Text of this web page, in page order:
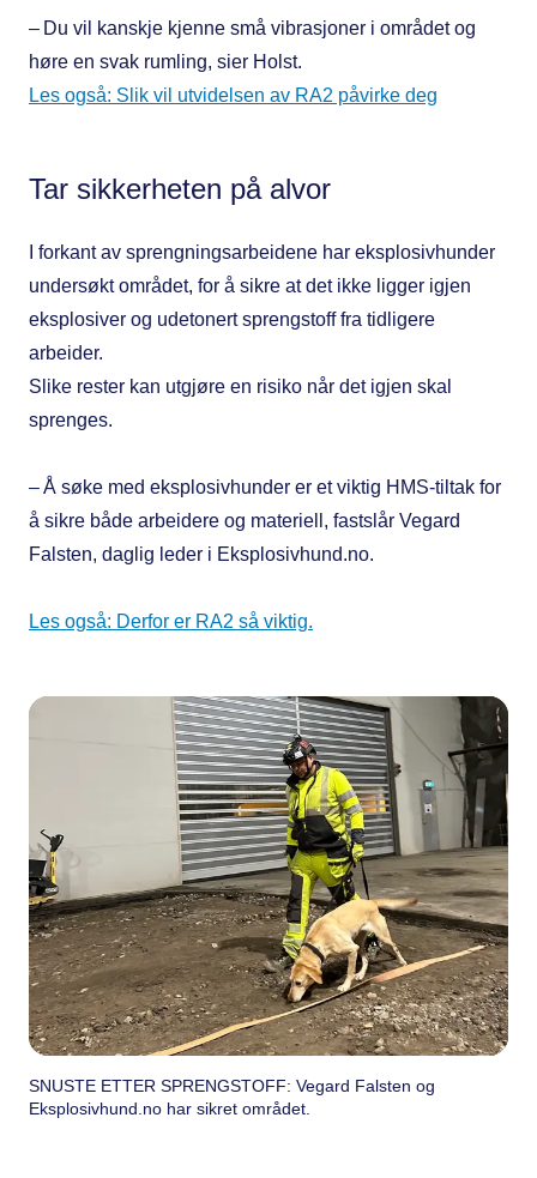
– Du vil kanskje kjenne små vibrasjoner i området og
høre en svak rumling, sier Holst.
Les også: Slik vil utvidelsen av RA2 påvirke deg
Tar sikkerheten på alvor
I forkant av sprengningsarbeidene har eksplosivhunder
undersøkt området, for å sikre at det ikke ligger igjen
eksplosiver og udetonert sprengstoff fra tidligere
arbeider.
Slike rester kan utgjøre en risiko når det igjen skal
sprenges.
– Å søke med eksplosivhunder er et viktig HMS-tiltak for
å sikre både arbeidere og materiell, fastslår Vegard
Falsten, daglig leder i Eksplosivhund.no.
Les også: Derfor er RA2 så viktig.
SNUSTE ETTER SPRENGSTOFF: Vegard Falsten og
Eksplosivhund.no har sikret området.